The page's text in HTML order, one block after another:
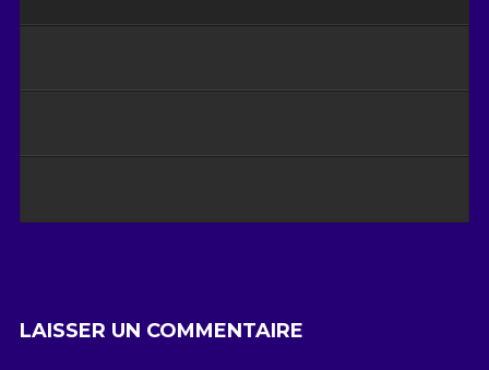
LAISSER UN COMMENTAIRE